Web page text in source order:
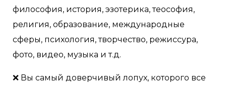
философия, история, эзотерика, теософия,
религия, образование, международные
сферы, психология, творчество, режиссура,
фото, видео, музыка и т.д.
❌ Вы самый доверчивый лопух, которого все